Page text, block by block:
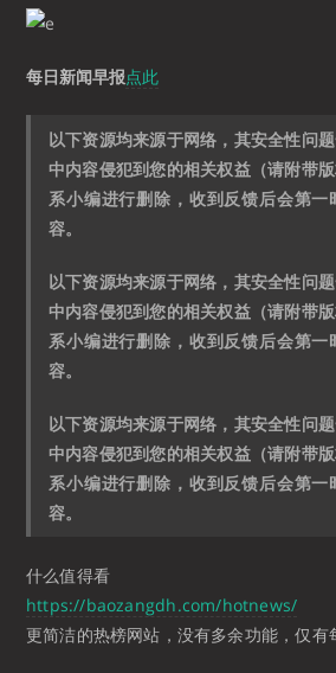
每日新闻早报点此
以下资源均来源于网络，其安全性问
中内容侵犯到您的相关权益（请附带
系小编进行删除，收到反馈后会第一
容。
以下资源均来源于网络，其安全性问
中内容侵犯到您的相关权益（请附带
系小编进行删除，收到反馈后会第一
容。
以下资源均来源于网络，其安全性问
中内容侵犯到您的相关权益（请附带
系小编进行删除，收到反馈后会第一
容。
什么值得看
https://baozangdh.com/hotnews/
更简洁的热榜网站，没有多余功能，仅有